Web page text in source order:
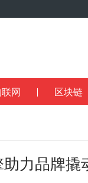
网 区块链
力品牌撬